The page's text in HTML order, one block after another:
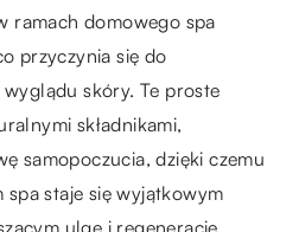
ramach domowego spa
przyczynia się do
skóry. Te proste
składnikami,
samopoczucia, dzięki czemu
spa staje się wyjątkowym
ulgę i regenerację